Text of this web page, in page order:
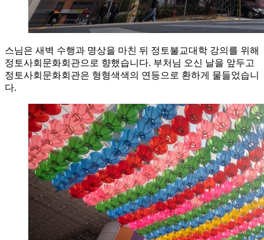
스님은 새벽 수행과 명상을 마친 뒤 정토불교대학 강의를 위해
정토사회문화회관으로 향했습니다. 부처님 오신 날을 앞두고
정토사회문화회관은 형형색색의 연등으로 환하게 물들었습니
다.